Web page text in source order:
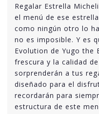
Regalar Estrella
el menú de ese
como ningún otro lo
no es imposible. Y es
Evolution de Yugo the
frescura y la calidad
sorprenderán a tus
diseñado para el
recordarán para
estructura de este